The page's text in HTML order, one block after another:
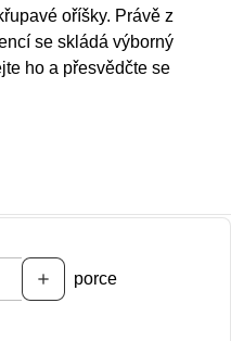
oříšky. Právě z
se skládá výborný
ho a přesvědčte se
add porce